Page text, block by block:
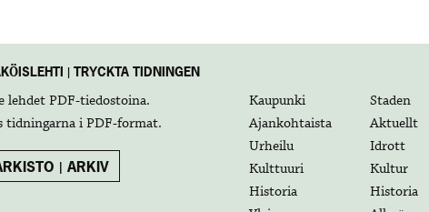
| TRYCKTA TIDNINGEN
lehdetPDF-tiedostoina.
tidningarna i PDF-format.
| ARKIV
Kaupunki
Staden
Ajankohtaista
Aktuellt
Urheilu
Idrott
Kulttuuri
Kultur
Historia
Historia